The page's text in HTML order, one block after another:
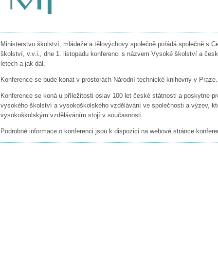
Ministerstvo školství, mládeže a tělovýchovy společně pořádá společně s
školství, v.v.i., dne 1. listopadu konferenci s názvem Vysoké školství a
letech a jak dál.
Konference se bude konat v prostorách Národní technické knihovny v Praze.
Konference se koná u příležitosti oslav 100 let české státnosti a poskytne
vysokého školství a vysokoškolského vzdělávání ve společnosti a výzev,
vysokoškolským vzděláváním stojí v současnosti.
Podrobné informace o konferenci jsou k dispozici na webové stránce